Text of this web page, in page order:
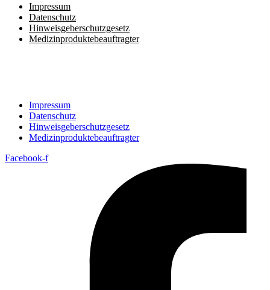
Impressum
Datenschutz
Hinweisgeberschutzgesetz
Medizin­produkte­beauftragter
Impressum
Datenschutz
Hinweisgeberschutzgesetz
Medizin­produkte­beauftragter
Facebook-f